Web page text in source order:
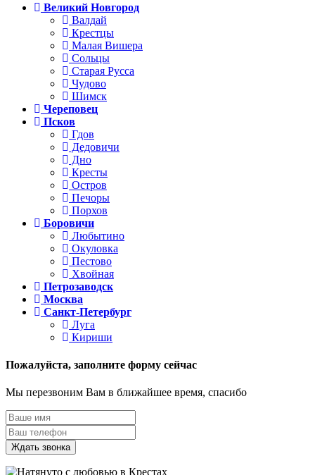
Великий Новгород
Валдай
Крестцы
Малая Вишера
Сольцы
Старая Русса
Чудово
Шимск
Череповец
Псков
Гдов
Дедовичи
Дно
Кресты
Остров
Печоры
Порхов
Боровичи
Любытино
Окуловка
Пестово
Хвойная
Петрозаводск
Москва
Санкт-Петербург
Луга
Кириши
Пожалуйста, заполните форму сейчас
Мы перезвоним Вам в ближайшее время, спасибо